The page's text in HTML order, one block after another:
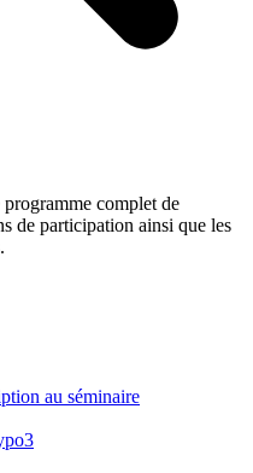
complet de
de participation ainsi que les
au séminaire